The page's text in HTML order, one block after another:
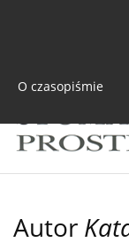
O czasopiśmie
Autor